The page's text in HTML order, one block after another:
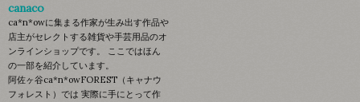
canaco
ca*n*owに集まる作家が生み出す作品や
店主がセレクトする雑貨や手芸用品のオ
ンラインショップです。 ここではほん
の一部を紹介しています。
阿佐ヶ谷ca*n*owFOREST（キャナウ
フォレスト）では 実際に手にとって作